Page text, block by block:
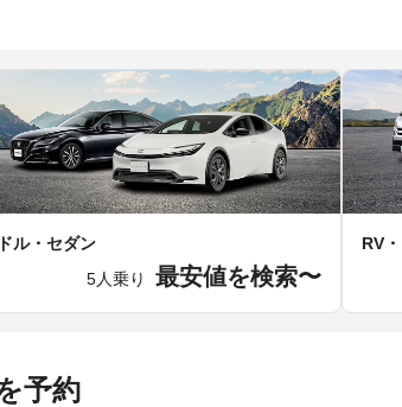
ル・セダン
5人乗り
最安値を検索〜
RV
予約